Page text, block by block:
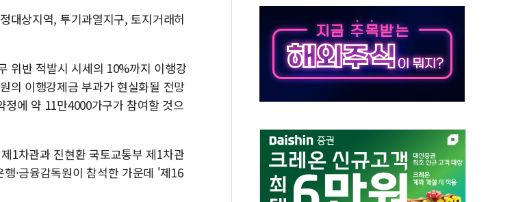
병무청, 보충역 전면 손질… 예술·체육요원 최대 33% 감축
홈플러스發 대형마트 판매, 역대 최대폭 감소한 9.4%↓…유통업계 양극화 심화
윤준병·이해민 의원, '정부 특사'로 콜롬비아 대통령 취임식 참석
'호우·산사태 주의보' 울진 시간당 30mm 강한 비...호우 피해 없어
대상지역, 투기과열지구, 토지거래허
위반 적발시 시세의 10%까지 이행강
의 이행강제금 부과가 현실화될 전망
에 약 11만4000가구가 참여할 것으
1차관과 진현환 국토교통부 제1차관
행·금융감독원이 참석한 가운데 '제16